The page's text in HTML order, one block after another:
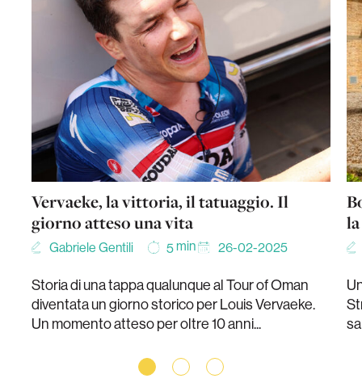
Vervaeke, la vittoria, il tatuaggio. Il
giorno atteso una vita
Gabriele Gentili 5min 26-02-2025
Storia di una tappa qualunque al Tour of Oman
diventata un giorno storico per Louis Vervaeke.
Un momento atteso per oltre 10 anni...